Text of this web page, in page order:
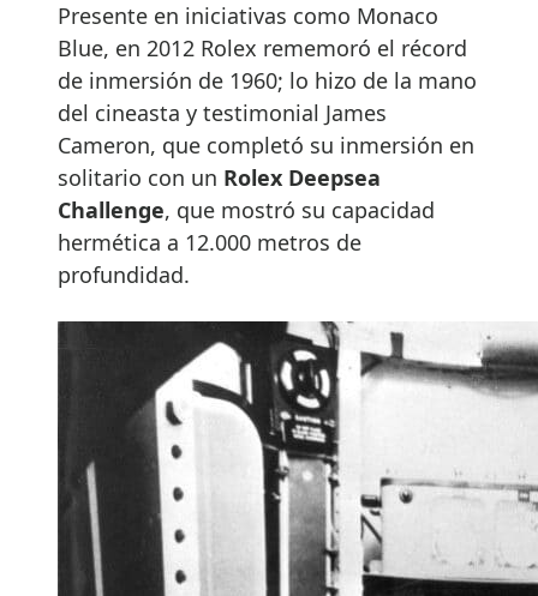
Presente en iniciativas como Monaco
Blue, en 2012 Rolex rememoró el récord
de inmersión de 1960; lo hizo de la mano
del cineasta y testimonial James
Cameron, que completó su inmersión en
solitario con un Rolex Deepsea
Challenge, que mostró su capacidad
hermética a 12.000 metros de
profundidad.